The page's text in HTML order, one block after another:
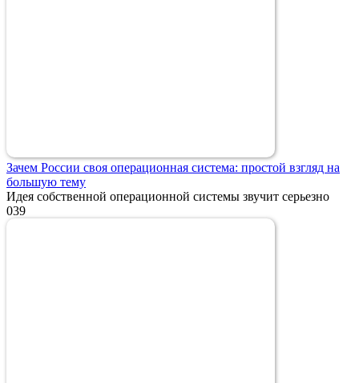
Зачем России своя операционная система: простой взгляд на
большую тему
Идея собственной операционной системы звучит серьезно
039